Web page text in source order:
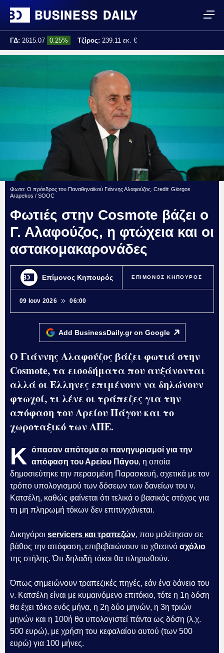
ΓΔ: 2615.07 0.25% Τζίρος: 239.11 εκ. €
Φωτο: Ο πρόεδρος του Παναθηναϊκού Γιάννης Αλαφούζος. Credit: Giorgos
Arapekos / SOOC
Φωτιές στην Cosmote βάζει ο
Γ. Αλαφούζος, η φτώχεια και οι
αστακομακαρονάδες
Επίμονος Κηπουρός ΕΠΙΜΟΝΟΣ ΚΗΠΟΥΡΟΣ
09 Ιουν 2026 06:00
Add BusinessDaily.gr on Google
Ο Γιάννης Αλαφούζος βάζει φωτιά στην
Cosmote, τα εισοδήματα που αυξάνονται
αλλά οι Ελληνες επιμένουν να δηλώνουν
φτωχοί, τι λένε οι τράπεζες για την
απόφαση του Αρείου Πάγου και το
χωροταξικό των ΑΠΕ.
Κ όπασαν απότομα οι πανηγυρισμοί για την
απόφαση του Αρείου Πάγου, η οποία
δημοσιεύτηκε την περασμένη Παρασκευή, σχετικά με τον
τρόπο υπολογισμού των δόσεων των δανείων του ν.
Κατσέλη, καθώς φαίνεται ότι τελικά ο βασικός στόχος για
τη μη πληρωμή τόκων δεν επιτυγχάνεται.
Δικηγόροι servicers και τραπεζών, που μελέτησαν σε
βάθος την απόφαση, επιβεβαιώνουν το χθεσινό σχόλιο
της στήλης. Ότι δηλαδή τόκοι θα πληρωθούν.
Όπως σημειώνουν τραπεζικές πηγές, εάν ένα δάνειο του
ν. Κατσέλη είναι με κυμαινόμενο επιτόκιο, τότε η 1η δόση
θα έχει τόκο ενός μήνα, η 2η δύο μηνών, η 3η τριών
μηνών και η 100ή θα υπολογιστεί πάντα ως δόση (λ.χ.
500 ευρώ), με χρήση του κεφαλαίου αυτού (των 500
ευρώ) για 100 μήνες.